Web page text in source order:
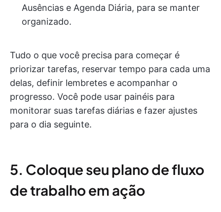
Ausências e Agenda Diária, para se manter
organizado.
Tudo o que você precisa para começar é
priorizar tarefas, reservar tempo para cada uma
delas, definir lembretes e acompanhar o
progresso. Você pode usar painéis para
monitorar suas tarefas diárias e fazer ajustes
para o dia seguinte.
5. Coloque seu plano de fluxo
de trabalho em ação